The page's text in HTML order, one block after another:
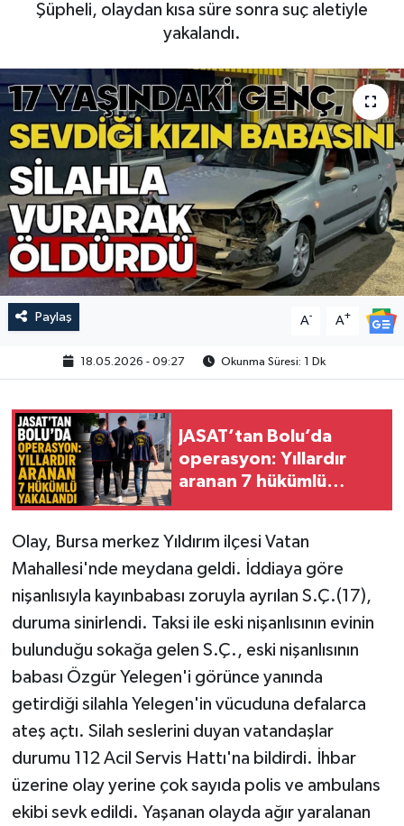
Şüpheli, olaydan kısa süre sonra suç aletiyle
yakalandı.
Paylaş A- A+
18.05.2026 - 09:27 Okunma Süresi: 1 Dk
JASAT’tan Bolu’da
operasyon: Yıllardır
aranan 7 hükümlü
Olay, Bursa merkez Yıldırım ilçesi Vatan
Mahallesi'nde meydana geldi. İddiaya göre
nişanlısıyla kayınbabası zoruyla ayrılan S.Ç.(17),
duruma sinirlendi. Taksi ile eski nişanlısının evinin
bulunduğu sokağa gelen S.Ç., eski nişanlısının
babası Özgür Yelegen'i görünce yanında
getirdiği silahla Yelegen'in vücuduna defalarca
ateş açtı. Silah seslerini duyan vatandaşlar
durumu 112 Acil Servis Hattı'na bildirdi. İhbar
üzerine olay yerine çok sayıda polis ve ambulans
ekibi sevk edildi. Yaşanan olayda ağır yaralanan